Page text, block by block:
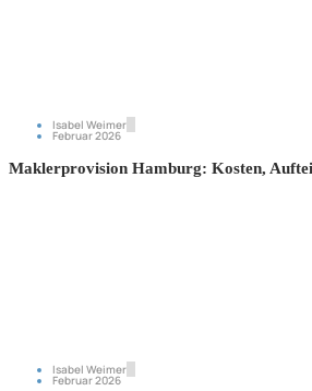
Isabel Weimer
Februar 2026
Maklerprovision Hamburg: Kosten,
Isabel Weimer
Februar 2026